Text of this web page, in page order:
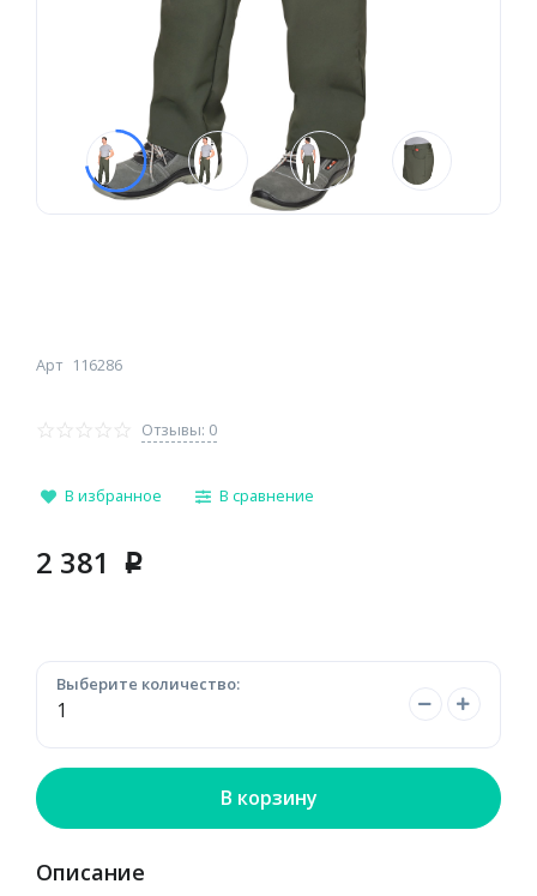
Арт 116286
Отзывы: 0
В избранное В сравнение
2 381 p
Выберите количество:
В корзину
Описание